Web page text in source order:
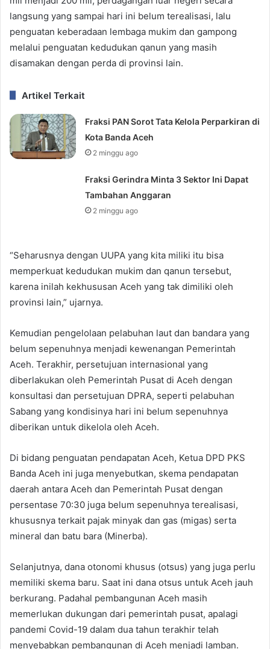
langsung yang sampai hari ini belum terealisasi, lalu
penguatan keberadaan lembaga mukim dan gampong
melalui penguatan kedudukan qanun yang masih
disamakan dengan perda di provinsi lain.
Artikel Terkait
Fraksi PAN Sorot Tata Kelola Perparkiran di
Kota Banda Aceh
2 minggu ago
Fraksi Gerindra Minta 3 Sektor Ini Dapat
Tambahan Anggaran
2 minggu ago
“Seharusnya dengan UUPA yang kita miliki itu bisa
memperkuat kedudukan mukim dan qanun tersebut,
karena inilah kekhususan Aceh yang tak dimiliki oleh
provinsi lain,” ujarnya.
Kemudian pengelolaan pelabuhan laut dan bandara yang
belum sepenuhnya menjadi kewenangan Pemerintah
Aceh. Terakhir, persetujuan internasional yang
diberlakukan oleh Pemerintah Pusat di Aceh dengan
konsultasi dan persetujuan DPRA, seperti pelabuhan
Sabang yang kondisinya hari ini belum sepenuhnya
diberikan untuk dikelola oleh Aceh.
Di bidang penguatan pendapatan Aceh, Ketua DPD PKS
Banda Aceh ini juga menyebutkan, skema pendapatan
daerah antara Aceh dan Pemerintah Pusat dengan
persentase 70:30 juga belum sepenuhnya terealisasi,
khususnya terkait pajak minyak dan gas (migas) serta
mineral dan batu bara (Minerba).
Selanjutnya, dana otonomi khusus (otsus) yang juga perlu
memiliki skema baru. Saat ini dana otsus untuk Aceh jauh
berkurang. Padahal pembangunan Aceh masih
memerlukan dukungan dari pemerintah pusat, apalagi
pandemi Covid-19 dalam dua tahun terakhir telah
menyebabkan pembangunan di Aceh menjadi lamban.